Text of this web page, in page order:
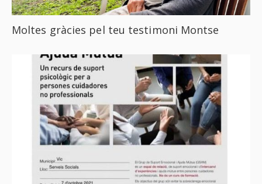
Moltes gràcies pel teu testimoni Montse